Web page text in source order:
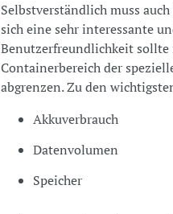
Selbstverständlich muss
sich eine sehr interessante
Benutzerfreundlichkeit sollte
Containerbereich der
abgrenzen. Zu den
Akkuverbrauch
Datenvolumen
Speicher